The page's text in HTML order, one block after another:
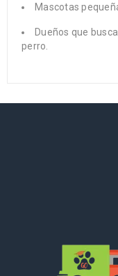
Mascotas
Dueños que
perro.